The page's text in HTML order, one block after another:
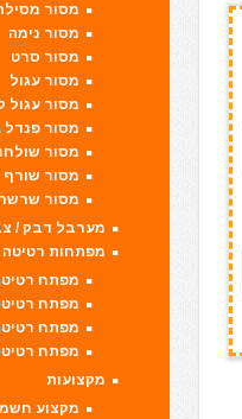
מסור
מסור נימה
מסור סרט
מסור עגול
מסור עגול
מסור פנדל
מסור
מסור שורף
מסור
מערבל דבק /
מפתחות רטיטה
מפתח רטיטה
מפתח רטיטה 1/
מפתח רטיטה 3/
מפתח רטיטה 3/
מקצועות
מקצוע